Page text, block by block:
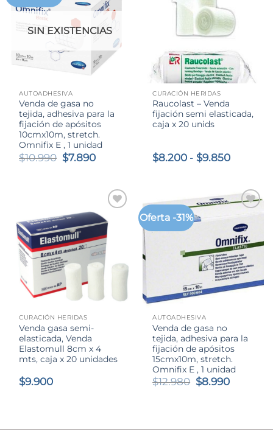
SIN EXISTENCIAS
AUTOADHESIVA
Venda de gasa no
tejida, adhesiva para la
fijación de apósitos
10cmx10m, stretch.
Omnifix E , 1 unidad
$10.990 El
$7.890El
$7.890.
CURACIÓN HERIDAS
Raucolast – Venda
fijación semi elasticada,
caja x 20 unids
$8.200 - $9.850Rango
desde
$8.200
hasta
CURACIÓN HERIDAS
Venda gasa semi-
elasticada, Venda
Elastomull 8cm x 4
mts, caja x 20 unidades
$9.900
Oferta -31%
AUTOADHESIVA
Venda de gasa no
tejida, adhesiva para la
fijación de apósitos
15cmx10m, stretch.
Omnifix E , 1 unidad
$12.980 El
$8.990El